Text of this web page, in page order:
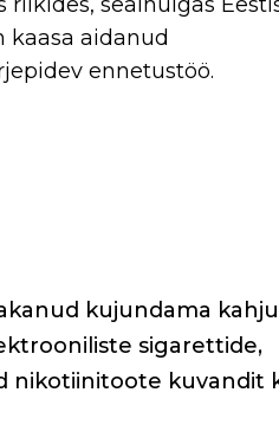
aidanud
ennetustöö.
kujundama
sigarettide,
nikotiinitoote kuvandit